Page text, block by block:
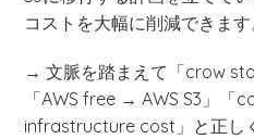
コストを大幅に削減できます
→ 文脈を踏まえて「crow
「AWS free → AWS S3」
infrastructure cost」と正し